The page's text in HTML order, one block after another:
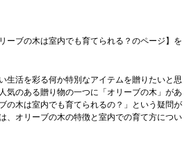
ーブの木は室内でも育てられる？のページ】を
生活を彩る何か特別なアイテムを贈りたいと思
気のある贈り物の一つに「オリーブの木」があ
の木は室内でも育てられるの？」という疑問が
、オリーブの木の特徴と室内での育て方につい